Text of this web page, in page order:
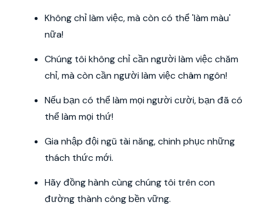
Không chỉ làm việc, mà còn có thể 'làm màu'
nữa!
Chúng tôi không chỉ cần người làm việc chăm
chỉ, mà còn cần người làm việc châm ngôn!
Nếu bạn có thể làm mọi người cười, bạn đã có
thể làm mọi thứ!
Gia nhập đội ngũ tài năng, chinh phục những
thách thức mới.
Hãy đồng hành cùng chúng tôi trên con
đường thành công bền vững.